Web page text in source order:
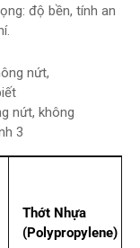
độ bền, tính an
nứt, không
3
Thớt Nhựa
(Polypropylene)